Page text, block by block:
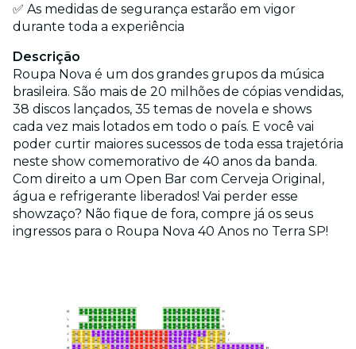
✅ As medidas de segurança estarão em vigor
durante toda a experiência
Descrição
Roupa Nova é um dos grandes grupos da música
brasileira. São mais de 20 milhões de cópias vendidas,
38 discos lançados, 35 temas de novela e shows
cada vez mais lotados em todo o país. E você vai
poder curtir maiores sucessos de toda essa trajetória
neste show comemorativo de 40 anos da banda.
Com direito a um Open Bar com Cerveja Original,
água e refrigerante liberados! Vai perder esse
showzaço? Não fique de fora, compre já os seus
ingressos para o Roupa Nova 40 Anos no Terra SP!